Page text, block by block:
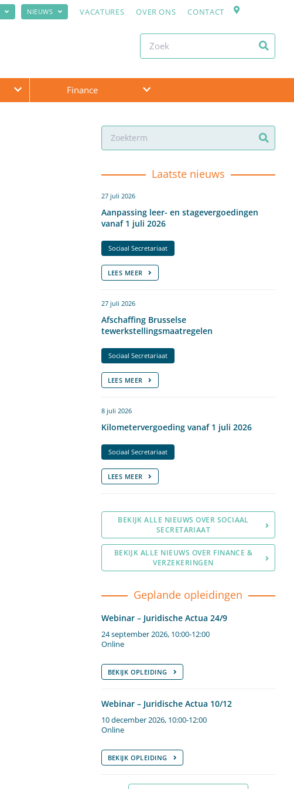
NIEUWS VACATURES OVER ONS CONTACT
Finance
Laatste nieuws
27 juli 2026
Aanpassing leer- en stagevergoedingen
vanaf 1 juli 2026
Sociaal Secretariaat
LEES MEER
27 juli 2026
Afschaffing Brusselse
tewerkstellingsmaatregelen
Sociaal Secretariaat
LEES MEER
8 juli 2026
Kilometervergoeding vanaf 1 juli 2026
Sociaal Secretariaat
LEES MEER
BEKIJK ALLE NIEUWS OVER SOCIAAL
SECRETARIAAT
BEKIJK ALLE NIEUWS OVER FINANCE &
VERZEKERINGEN
Geplande opleidingen
Webinar – Juridische Actua 24/9
24 september 2026, 10:00-12:00
Online
BEKIJK OPLEIDING
Webinar – Juridische Actua 10/12
10 december 2026, 10:00-12:00
Online
BEKIJK OPLEIDING